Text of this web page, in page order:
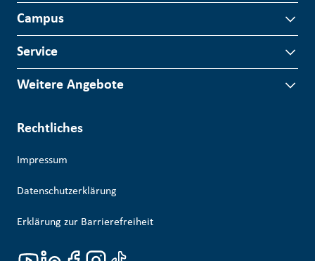
Campus
Service
Weitere Angebote
Rechtliches
Impressum
Datenschutzerklärung
Erklärung zur Barrierefreiheit